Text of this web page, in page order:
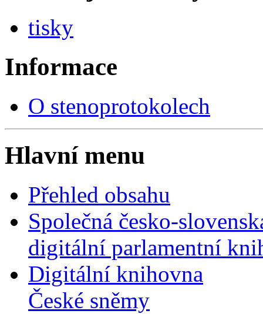
tisky
Informace
O stenoprotokolech
Hlavní menu
Přehled obsahu
Společná česko-
digitální parlamentní
Digitální knihovna
České sněmy